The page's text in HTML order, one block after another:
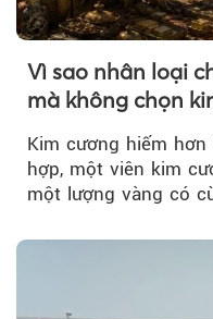
Vì sao nhân loại
mà không chọn
Kim cương hiếm
hợp, một viên kim
một lượng vàng có